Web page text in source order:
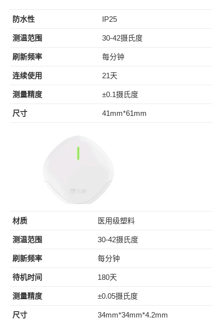
防水性 IP25
测温范围 30-42摄氏度
刷新频率 每分钟
连续使用 21天
测量精度 ±0.1摄氏度
尺寸 41mm*61mm
材质 医用级塑料
测温范围 30-42摄氏度
刷新频率 每分钟
待机时间 180天
测量精度 ±0.05摄氏度
尺寸 34mm*34mm*4.2mm